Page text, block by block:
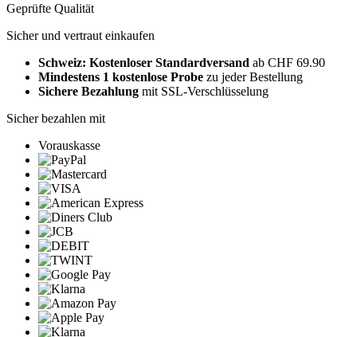
Geprüfte Qualität
Sicher und vertraut einkaufen
Schweiz: Kostenloser Standardversand ab CHF 69.90
Mindestens 1 kostenlose Probe zu jeder Bestellung
Sichere Bezahlung mit SSL-Verschlüsselung
Sicher bezahlen mit
Vorauskasse